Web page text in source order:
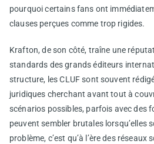
pourquoi certains fans ont
clauses perçues comme trop rigides.
Krafton, de son côté, traîne une
standards des grands éditeurs
structure, les CLUF sont souvent
juridiques cherchant avant tout à
scénarios possibles, parfois avec des
peuvent sembler brutales lorsqu’elles
problème, c’est qu’à l’ère des réseaux